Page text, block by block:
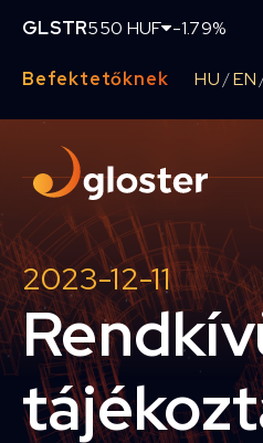
GLSTR550 HUF -1.79%
Befektetőknek HU /EN
2023-12-11